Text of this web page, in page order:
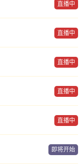
直播中
直播中
直播中
直播中
直播中
即将开始